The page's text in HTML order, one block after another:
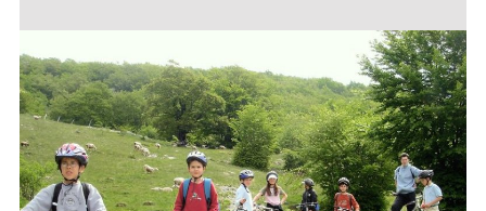
EN
ISRAËL
:
QUE
FAUT-
IL
CONNAÎTRE
?